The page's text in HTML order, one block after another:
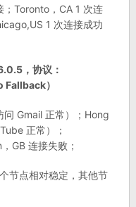
Toronto，CA 1 次连
1 次连接成功
，协议：
）
Gmail 正常）；Hong
正常）；
GB 连接失败；
节点相对稳定，其他节